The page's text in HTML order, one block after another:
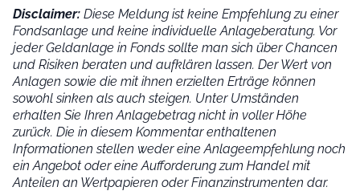
Disclaimer: Diese Meldung ist keine Empfehlung zu einer
Fondsanlage und keine individuelle Anlageberatung. Vor
jeder Geldanlage in Fonds sollte man sich über Chancen
und Risiken beraten und aufklären lassen. Der Wert von
Anlagen sowie die mit ihnen erzielten Erträge können
sowohl sinken als auch steigen. Unter Umständen
erhalten Sie Ihren Anlagebetrag nicht in voller Höhe
zurück. Die in diesem Kommentar enthaltenen
Informationen stellen weder eine Anlageempfehlung noch
ein Angebot oder eine Aufforderung zum Handel mit
Anteilen an Wertpapieren oder Finanzinstrumenten dar.